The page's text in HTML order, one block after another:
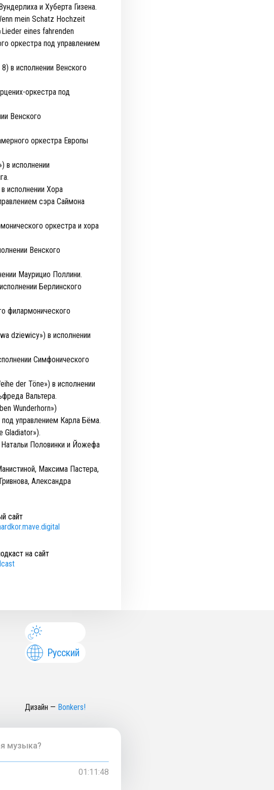
и Хуберта Гизена.
mein Schatz Hochzeit
eines fahrenden
оркестра под управлением
в исполнении Венского
оркестра под
Венского
оркестра Европы
в исполнении
исполнении Хора
сэра Саймона
оркестра и хора
Венского
Маурицио Поллини.
Берлинского
филармонического
dziewicy») в исполнении
Симфонического
der Töne») в исполнении
Вальтера.
Wunderhorn»)
управлением Карла Бёма.
Gladiator»).
Натальи Половинки и Йожефа
Максима Пастера,
Александра
сайт
на сайт
Русский
Дизайн — Bonkers!
музыка?
01:11:48